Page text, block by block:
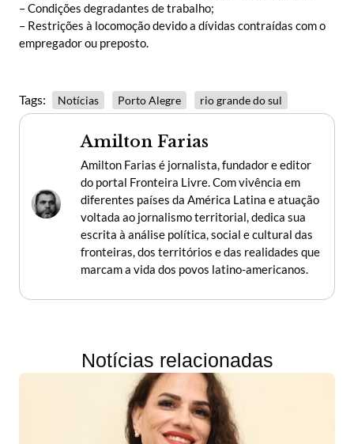
– Condições degradantes de trabalho;
– Restrições à locomoção devido a dívidas contraídas com o
empregador ou preposto.
Tags: Notícias Porto Alegre rio grande do sul
Amilton Farias
Amilton Farias é jornalista, fundador e editor
do portal Fronteira Livre. Com vivência em
diferentes países da América Latina e atuação
voltada ao jornalismo territorial, dedica sua
escrita à análise política, social e cultural das
fronteiras, dos territórios e das realidades que
marcam a vida dos povos latino-americanos.
Notícias relacionadas